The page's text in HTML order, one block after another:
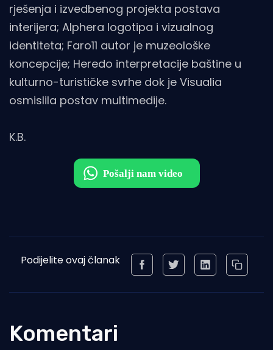
rješenja i izvedbenog projekta postava
interijera; Alphera logotipa i vizualnog
identiteta; Faro11 autor je muzeološke
koncepcije; Heredo interpretacije baštine u
kulturno-turističke svrhe dok je Visualia
osmislila postav multimedije.
K.B.
Podijelite ovaj članak
Komentari